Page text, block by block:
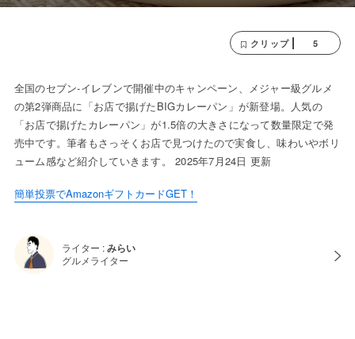
クリップ 5
全国のセブン-イレブンで開催中のキャンペーン、メジャー級グルメ
の第2弾商品に「お店で揚げたBIGカレーパン」が新登場。人気の
「お店で揚げたカレーパン」が1.5倍の大きさになって数量限定で発
売中です。筆者もさっそくお店で見つけたので実食し、味わいやボリ
ューム感など紹介していきます。 2025年7月24日 更新
簡単投票でAmazonギフトカードGET！
ライター :みらい
グルメライター